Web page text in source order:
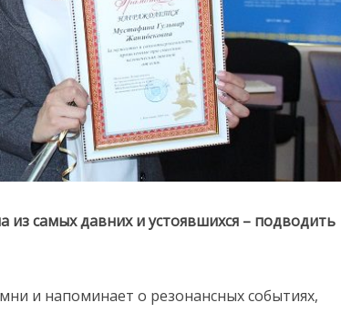
самых давних и устоявшихся – подводить
и напоминает о резонансных событиях,